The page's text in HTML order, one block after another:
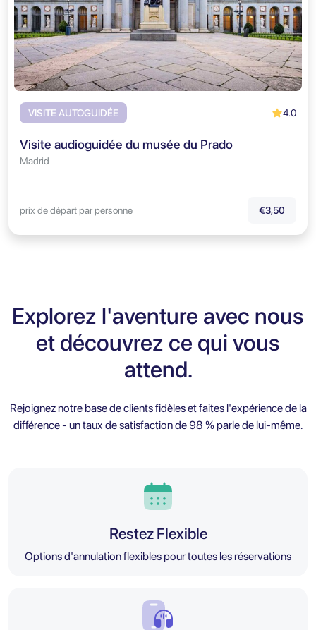
VISITE AUTOGUIDÉE 4.0
Visite audioguidée du musée du Prado
Madrid
prix de départ par personne €3,50
Explorez l'aventure avec nous
et découvrez ce qui vous
attend.
Rejoignez notre base de clients fidèles et faites l'expérience de la
différence - un taux de satisfaction de 98 % parle de lui-même.
Restez Flexible
Options d'annulation flexibles pour toutes les réservations